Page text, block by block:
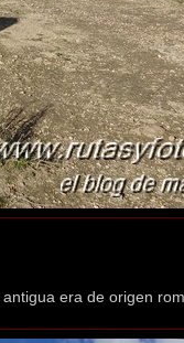
era de origen